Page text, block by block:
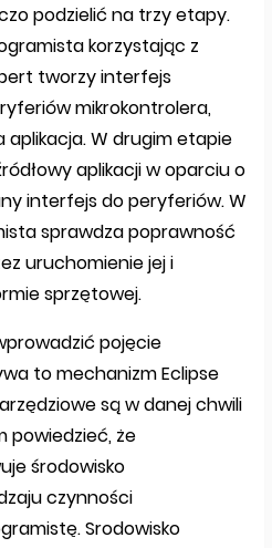
podzielić na trzy etapy.
korzystając z
tworzy interfejs
mikrokontrolera,
W drugim etapie
aplikacji w oparciu o
interfejs do peryferiów. W
sprawdza poprawność
uruchomienie jej i
sprzętowej.
pojęcie
to mechanizm Eclipse
są w danej chwili
powiedzieć, że
środowisko
czynności
Srodowisko